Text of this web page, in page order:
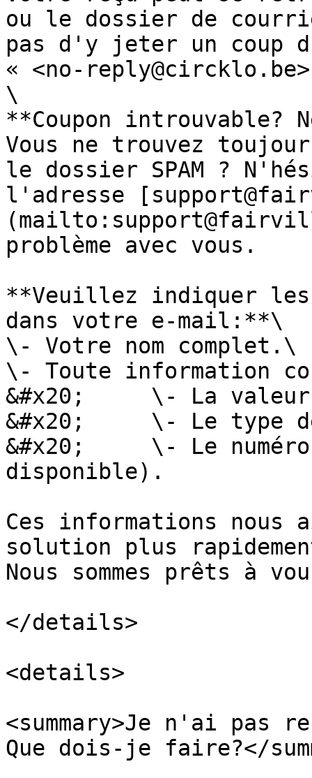
ou le dossier de
pas d'y jeter un coup
« <no-
\
**Coupon introuvable?
Vous ne trouvez
le dossier SPAM ?
l'adresse
problème avec vous.
**Veuillez indiquer
dans votre e-mail:**\
\- Votre nom complet.\
\- Toute information
&#x20;     \- La
&#x20;     \- Le type
&#x20;     \- Le numéro
disponible).
Ces informations nous
solution plus
Nous sommes prêts à
</details>
<details>
<summary>Je n'ai pas
Que dois-je faire?</